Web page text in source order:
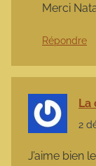
Merci
Répondre
La
2
J’aime bien